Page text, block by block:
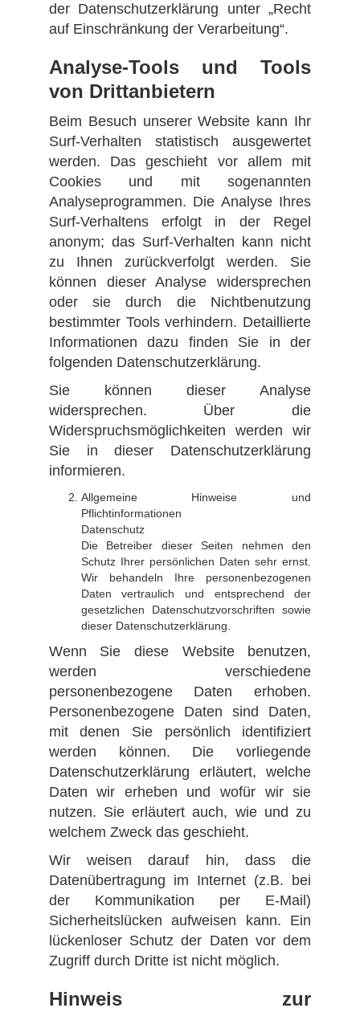
der Datenschutzerklärung unter „Recht
auf Einschränkung der Verarbeitung“.
Analyse-Tools und Tools
von Drittanbietern
Beim Besuch unserer Website kann Ihr
Surf-Verhalten statistisch ausgewertet
werden. Das geschieht vor allem mit
Cookies und mit sogenannten
Analyseprogrammen. Die Analyse Ihres
Surf-Verhaltens erfolgt in der Regel
anonym; das Surf-Verhalten kann nicht
zu Ihnen zurückverfolgt werden. Sie
können dieser Analyse widersprechen
oder sie durch die Nichtbenutzung
bestimmter Tools verhindern. Detaillierte
Informationen dazu finden Sie in der
folgenden Datenschutzerklärung.
Sie können dieser Analyse
widersprechen. Über die
Widerspruchsmöglichkeiten werden wir
Sie in dieser Datenschutzerklärung
informieren.
Allgemeine Hinweise und
Pflichtinformationen
Datenschutz
Die Betreiber dieser Seiten nehmen den
Schutz Ihrer persönlichen Daten sehr ernst.
Wir behandeln Ihre personenbezogenen
Daten vertraulich und entsprechend der
gesetzlichen Datenschutzvorschriften sowie
dieser Datenschutzerklärung.
Wenn Sie diese Website benutzen,
werden verschiedene
personenbezogene Daten erhoben.
Personenbezogene Daten sind Daten,
mit denen Sie persönlich identifiziert
werden können. Die vorliegende
Datenschutzerklärung erläutert, welche
Daten wir erheben und wofür wir sie
nutzen. Sie erläutert auch, wie und zu
welchem Zweck das geschieht.
Wir weisen darauf hin, dass die
Datenübertragung im Internet (z.B. bei
der Kommunikation per E-Mail)
Sicherheitslücken aufweisen kann. Ein
lückenloser Schutz der Daten vor dem
Zugriff durch Dritte ist nicht möglich.
Hinweis zur